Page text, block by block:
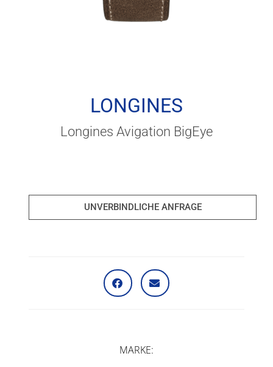
LONGINES
Longines Avigation BigEye
UNVERBINDLICHE ANFRAGE
MARKE